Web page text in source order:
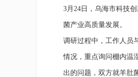
3月24日，乌海市科技
菌产业高质量发展。
调研过程中，工作人员
情况，重点询问棚内温
出的问题，双方就羊肚